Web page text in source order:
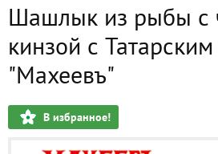
Шашлык из рыбы с
кинзой с
"Махеевъ"
В избранное!